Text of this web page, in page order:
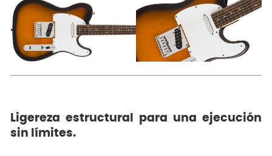
Ligereza estructural para una ejecución
sin límites.